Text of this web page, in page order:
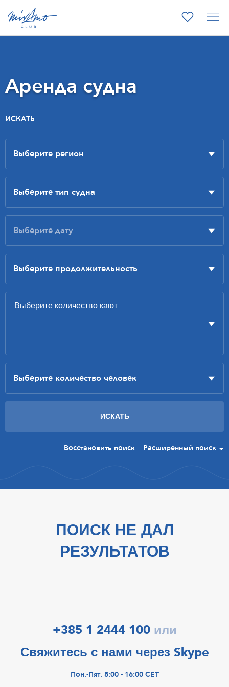
Аренда судна
ИСКАТЬ
Восстановить поиск Расширенный поиск
ПОИСК НЕ ДАЛ
РЕЗУЛЬТАТОВ
+385 1 2444 100 или
Свяжитесь с нами через Skype
Пон.-Пят. 8:00 - 16:00 CET